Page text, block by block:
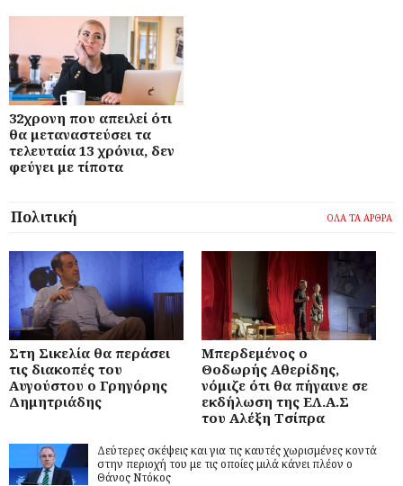
32χρονη που απειλεί ότι
θα μεταναστεύσει τα
τελευταία 13 χρόνια, δεν
φεύγει με τίποτα
Πολιτική ΟΛΑ ΤΑ ΑΡΘΡΑ
Στη Σικελία θα περάσει
τις διακοπές του
Αυγούστου ο Γρηγόρης
Δημητριάδης
Μπερδεμένος ο
Θοδωρής Αθερίδης,
νόμιζε ότι θα πήγαινε σε
εκδήλωση της ΕΛ.Α.Σ
του Αλέξη Τσίπρα
Δεύτερες σκέψεις και για τις καυτές χωρισμένες κοντά
στην περιοχή του με τις οποίες μιλά κάνει πλέον ο
Θάνος Ντόκος